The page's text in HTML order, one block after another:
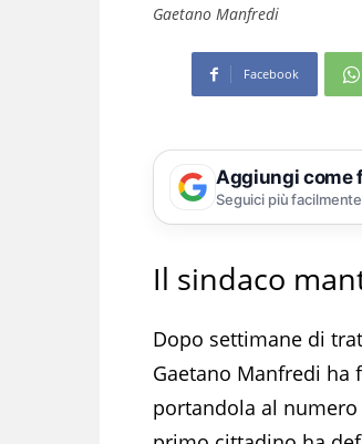
Gaetano Manfredi
Facebook
Aggiungi come
Seguici più
Il sindaco
Dopo settimane di
Gaetano Manfredi ha
portandola al